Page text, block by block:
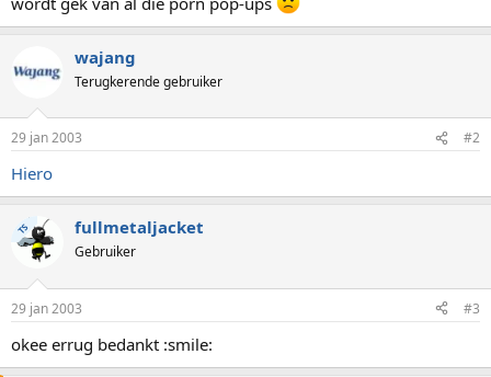
r
t
r
wajang
Terugkerende gebruiker
29 jan 2003 #2
Hiero
TS fullmetaljacket
Gebruiker
29 jan 2003 #3
okee errug bedankt :smile: